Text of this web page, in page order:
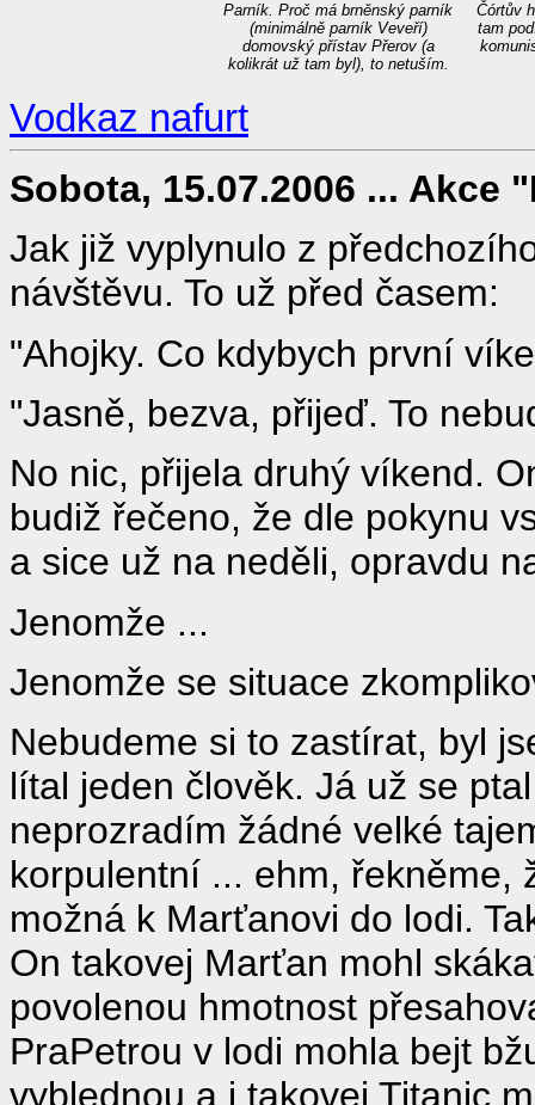
Parník. Proč má brněnský parník
(minimálně parník Veveří)
domovský přístav Přerov (a
kolikrát už tam byl), to netuším.
Čórtův
tam
Vodkaz nafurt
Sobota, 15.07.2006 ... Akce
Jak již vyplynulo z
návštěvu. To už před časem:
"Ahojky. Co kdybych první
"Jasně, bezva, přijeď. To
No nic, přijela druhý víkend.
budiž řečeno, že dle pokynu
a sice už na neděli, opravdu
Jenomže ...
Jenomže se situace
Nebudeme si to zastírat, byl
lítal jeden člověk. Já už se
neprozradím žádné velké
korpulentní ... ehm, řekněme,
možná k Marťanovi do lodi.
On takovej Marťan mohl
povolenou hmotnost
PraPetrou v lodi mohla bejt
vyblednou a i takovej Titanic